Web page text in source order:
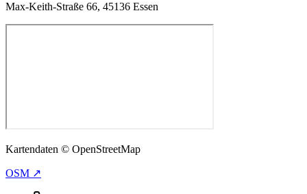
Max-Keith-Straße 66, 45136 Essen
Kartendaten © OpenStreetMap
OSM ↗